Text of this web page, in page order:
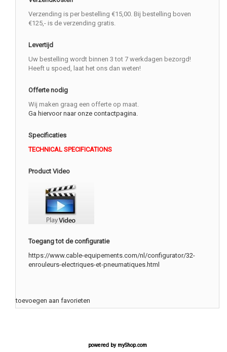
Verzending is per bestelling €15,00. Bij bestelling boven
€125,- is de verzending gratis.
Levertijd
Uw bestelling wordt binnen 3 tot 7 werkdagen bezorgd!
Heeft u spoed, laat het ons dan weten!
Offerte nodig
Wij maken graag een offerte op maat.
Ga hiervoor naar onze contactpagina.
Specificaties
TECHNICAL SPECIFICATIONS
Product Video
Toegang tot de configuratie
https://www.cable-equipements.com/nl/configurator/32-
enrouleurs-electriques-et-pneumatiques.html
toevoegen aan favorieten
powered by myShop.com